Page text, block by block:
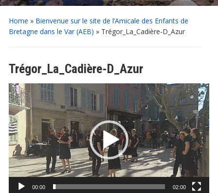
Home » Bienvenue sur le site de l’Amicale des Enfants de
Bretagne dans le Var (AEB) » Trégor_La_Cadière-D_Azur
Trégor_La_Cadière-D_Azur
Lecteur
vidéo
00:00 02:00